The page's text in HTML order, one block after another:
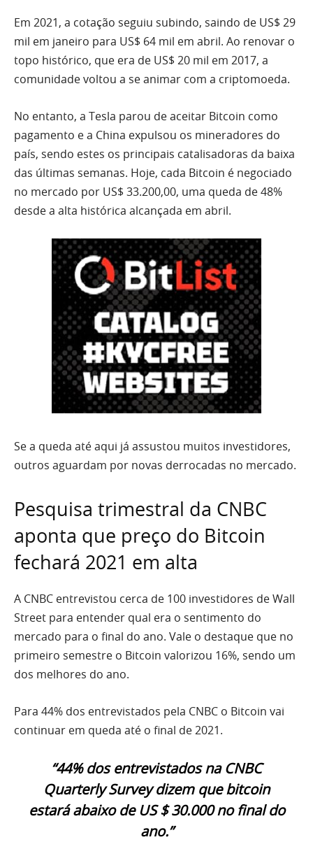
Em 2021, a cotação seguiu subindo, saindo de US$ 29
mil em janeiro para US$ 64 mil em abril. Ao renovar o
topo histórico, que era de US$ 20 mil em 2017, a
comunidade voltou a se animar com a criptomoeda.
No entanto, a Tesla parou de aceitar Bitcoin como
pagamento e a China expulsou os mineradores do
país, sendo estes os principais catalisadoras da baixa
das últimas semanas. Hoje, cada Bitcoin é negociado
no mercado por US$ 33.200,00, uma queda de 48%
desde a alta histórica alcançada em abril.
Se a queda até aqui já assustou muitos investidores,
outros aguardam por novas derrocadas no mercado.
Pesquisa trimestral da CNBC
aponta que preço do Bitcoin
fechará 2021 em alta
A CNBC entrevistou cerca de 100 investidores de Wall
Street para entender qual era o sentimento do
mercado para o final do ano. Vale o destaque que no
primeiro semestre o Bitcoin valorizou 16%, sendo um
dos melhores do ano.
Para 44% dos entrevistados pela CNBC o Bitcoin vai
continuar em queda até o final de 2021.
“44% dos entrevistados na CNBC
Quarterly Survey dizem que bitcoin
estará abaixo de US $ 30.000 no final do
ano.”